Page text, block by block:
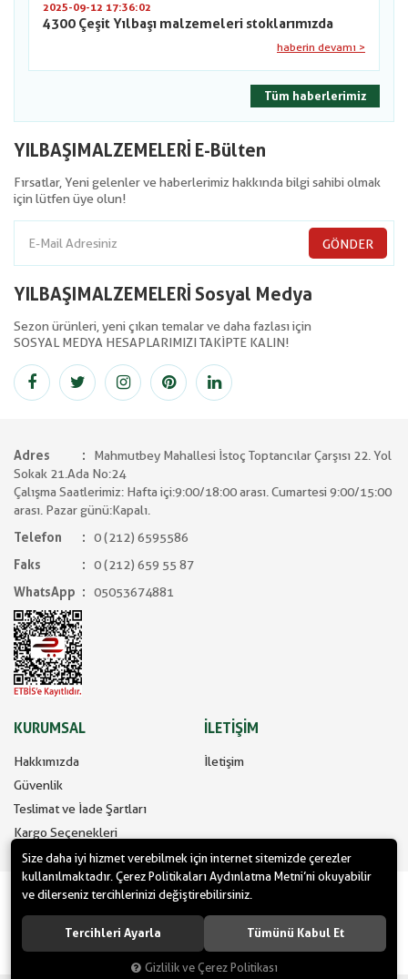
2025-09-12 17:36:02
4300 Çeşit Yılbaşı malzemeleri stoklarımızda
haberin devamı >
Tüm haberlerimiz
YILBAŞIMALZEMELERİ E-Bülten
Fırsatlar, Yeni gelenler ve haberlerimiz hakkında bilgi sahibi olmak
için lütfen üye olun!
GÖNDER
YILBAŞIMALZEMELERİ Sosyal Medya
Sezon ürünleri, yeni çıkan temalar ve daha fazlası için
SOSYAL MEDYA HESAPLARIMIZI TAKİPTE KALIN!
Adres
Mahmutbey Mahallesi İstoç Toptancılar Çarşısı 22. Yol
Sokak 21.Ada No:24
Çalışma Saatlerimiz: Hafta içi:9:00/18:00 arası. Cumartesi 9:00/15:00
arası. Pazar günü:Kapalı.
Telefon
0 (212) 6595586
Faks
0 (212) 659 55 87
WhatsApp
05053674881
KURUMSAL
Hakkımızda
Güvenlik
Teslimat ve İade Şartları
Kargo Seçenekleri
İLETİŞİM
İletişim
www.yilbasimalzemeleri.com - www.partidolu.com bir Pandoli Parti
Kuruluşudur. © 2022 Pandoli Parti Malzemeleri Organizasyon Tüm
hakları saklıdır.
Size daha iyi hizmet verebilmek için internet sitemizde çerezler
kullanılmaktadır. Çerez Politikaları Aydınlatma Metni’ni okuyabilir
ve dilerseniz tercihlerinizi değiştirebilirsiniz.
Tercihleri Ayarla Tümünü Kabul Et
Gizlilik ve Çerez Politikası